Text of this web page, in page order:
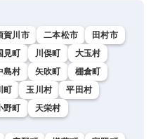
賀川市 二本松市
田村市
見町 川俣町
大玉村
島村 矢吹町
棚倉町
町 玉川村
平田村
野町 天栄村